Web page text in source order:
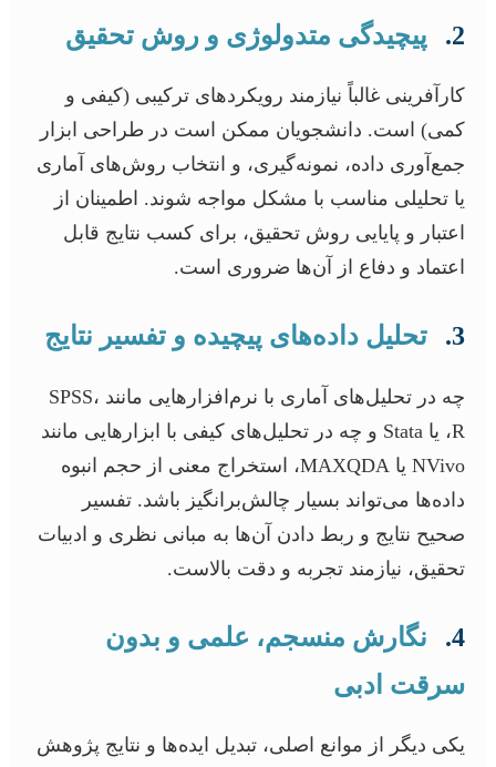
2. پیچیدگی متدولوژی و روش تحقیق
کارآفرینی غالباً نیازمند رویکردهای ترکیبی (کیفی و
کمی) است. دانشجویان ممکن است در طراحی ابزار
جمع‌آوری داده، نمونه‌گیری، و انتخاب روش‌های آماری
یا تحلیلی مناسب با مشکل مواجه شوند. اطمینان از
اعتبار و پایایی روش تحقیق، برای کسب نتایج قابل
اعتماد و دفاع از آن‌ها ضروری است.
3. تحلیل داده‌های پیچیده و تفسیر نتایج
چه در تحلیل‌های آماری با نرم‌افزارهایی مانند SPSS،
R، یا Stata و چه در تحلیل‌های کیفی با ابزارهایی مانند
NVivo یا MAXQDA، استخراج معنی از حجم انبوه
داده‌ها می‌تواند بسیار چالش‌برانگیز باشد. تفسیر
صحیح نتایج و ربط دادن آن‌ها به مبانی نظری و ادبیات
تحقیق، نیازمند تجربه و دقت بالاست.
4.
نگارش منسجم، علمی و بدون
سرقت ادبی
یکی دیگر از موانع اصلی، تبدیل ایده‌ها و نتایج پژوهش